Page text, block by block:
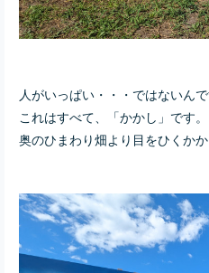
人がいっぱい・・・ではないんで
これはすべて、「かかし」です。
奥のひまわり畑より目をひくかか